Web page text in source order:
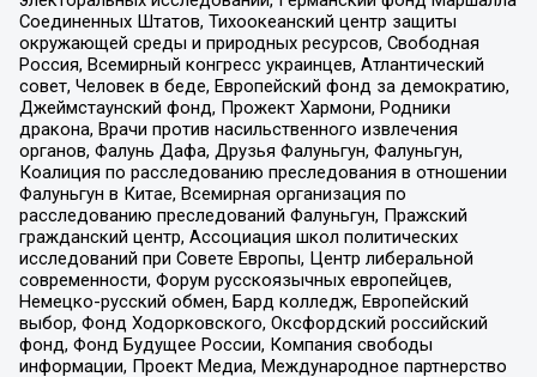
Соединенных Штатов, Тихоокеанский центр защиты
окружающей среды и природных ресурсов, Свободная
Россия, Всемирный конгресс украинцев, Атлантический
совет, Человек в беде, Европейский фонд за демократию,
Джеймстаунский фонд, Прожект Хармони, Родники
дракона, Врачи против насильственного извлечения
органов, Фалунь Дафа, Друзья Фалуньгун, Фалуньгун,
Коалиция по расследованию преследования в отношении
Фалуньгун в Китае, Всемирная организация по
расследованию преследований Фалуньгун, Пражский
гражданский центр, Ассоциация школ политических
исследований при Совете Европы, Центр либеральной
современности, Форум русскоязычных европейцев,
Немецко-русский обмен, Бард колледж, Европейский
выбор, Фонд Ходорковского, Оксфордский российский
фонд, Фонд Будущее России, Компания свободы
информации, Проект Медиа, Международное партнерство